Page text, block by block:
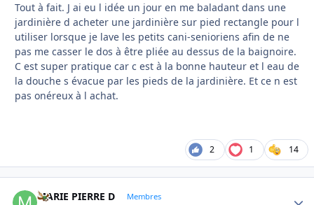
Tout à fait. J ai eu l idée un jour en me baladant dans une
jardinière d acheter une jardinière sur pied rectangle pour l
utiliser lorsque je lave les petits cani-senioriens afin de ne
pas me casser le dos à être pliée au dessus de la baignoire.
C est super pratique car c est à la bonne hauteur et l eau de
la douche s évacue par les pieds de la jardinière. Et ce n est
pas onéreux à l achat.
2 1 14
MARIE PIERRE D Membres